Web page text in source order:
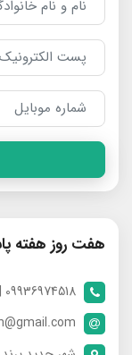
هفت روز هفته
09936974518 | 09024929213 | 09398370112